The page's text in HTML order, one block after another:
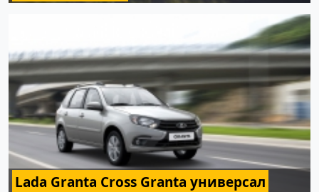
Lada Granta Cross Granta универсал